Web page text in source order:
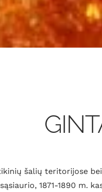
šalių teritorijose
1871-1890